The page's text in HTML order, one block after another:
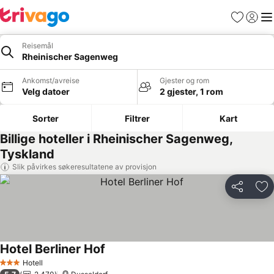
Favoritter
Logg
Reisemål
Rheinischer Sagenweg
Ankomst/avreise
Velg datoer
Gjester og rom
2 gjester, 1 rom
Sorter Filtrer Kart
Billige hoteller i Rheinischer Sagenweg,
Tyskland
Slik påvirkes søkeresultatene av provisjon
Del
3 StjernerHotell
Hotel Berliner Hof